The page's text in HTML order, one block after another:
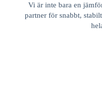
Vi är inte bara en
partner för snabbt,